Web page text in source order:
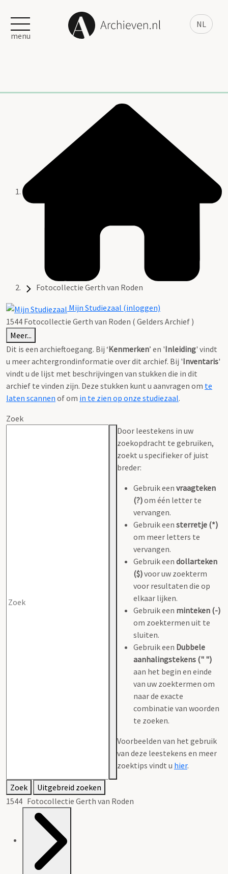
NL
menu
Fotocollectie Gerth van Roden
Mijn Studiezaal (inloggen)
1544 Fotocollectie Gerth van Roden ( Gelders Archief )
Meer...
Dit is een archieftoegang. Bij ‘Kenmerken’ en 'Inleiding' vindt
u meer achtergrondinformatie over dit archief. Bij 'Inventaris'
vindt u de lijst met beschrijvingen van stukken die in dit
archief te vinden zijn. Deze stukken kunt u aanvragen om te
laten scannen of om in te zien op onze studiezaal.
Zoek
Door leestekens in uw
zoekopdracht te gebruiken,
zoekt u specifieker of juist
breder:
Gebruik een vraagteken
(?)om één letter te
vervangen.
Gebruik een sterretje (*)
om meer letters te
vervangen.
Gebruik een dollarteken
($)voor uw zoekterm
voor resultaten die op
elkaar lijken.
Gebruik een minteken (-)
om zoektermen uit te
sluiten.
Gebruik een Dubbele
aanhalingstekens (" ")
aan het begin en einde
van uw zoektermen om
naar de exacte
combinatie van woorden
te zoeken.
Voorbeelden van het gebruik
van deze leestekens en meer
zoektips vindt u hier.
Zoek
Uitgebreid zoeken
1544 Fotocollectie Gerth van Roden